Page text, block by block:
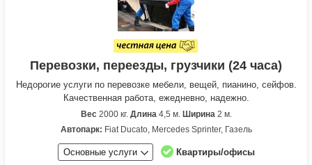
Перевозки, переезды, грузчики (24 часа)
Недорогие услуги по перевозке мебели, вещей, пианино, сейфов.
Качественная работа, ежедневно, надежно.
Вес2000 кг. Длина 4,5 м. Ширина 2 м.
Автопарк: Fiat Ducato, Mercedes Sprinter, Газель
Основные услуги Квартиры/офисы